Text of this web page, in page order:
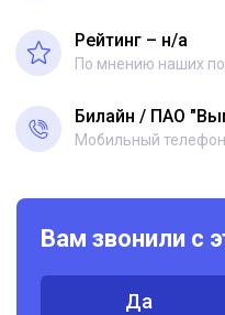
Рейтинг – н/a
По мнению наших
Билайн ПАО
Мобильный телефон
Вам звонили с
Да